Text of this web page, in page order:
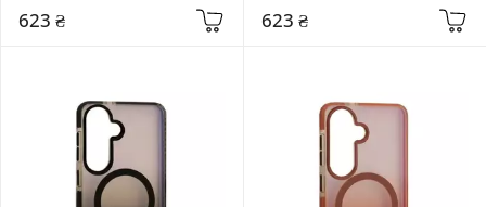
623 ₴ 623 ₴